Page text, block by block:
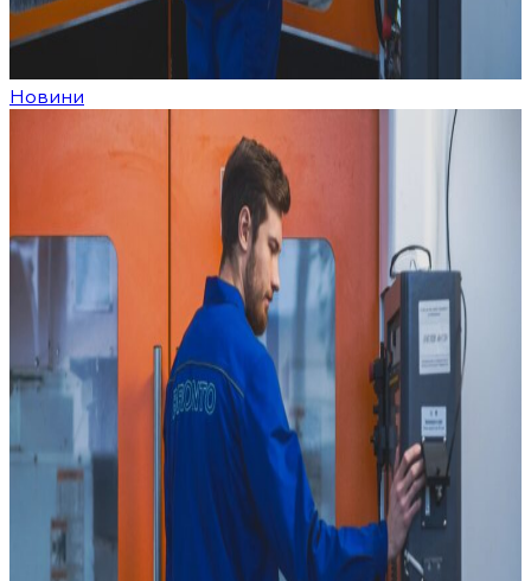
Новини